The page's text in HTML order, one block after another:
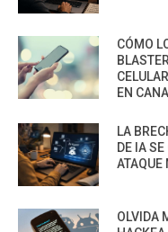
CÓMO
EN
LA
DE IA
OLVIDA